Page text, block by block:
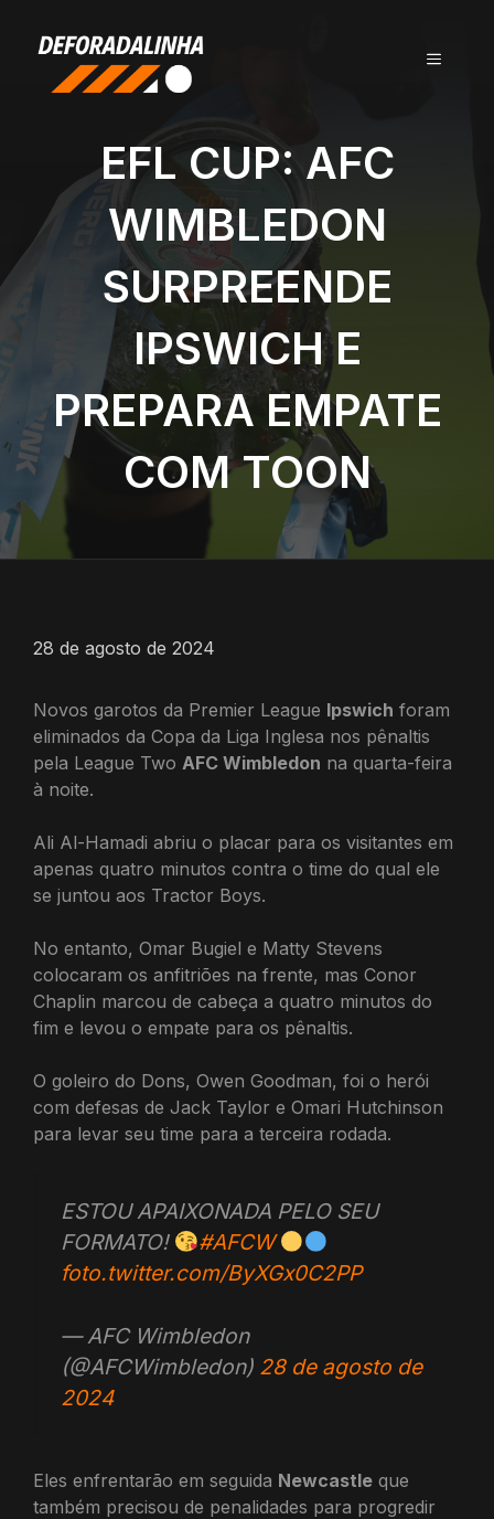
conteúdo
MENU
EFL CUP: AFC
WIMBLEDON
SURPREENDE
IPSWICH E
PREPARA EMPATE
COM TOON
28 de agosto de 2024
Novos garotos da Premier League Ipswich foram
eliminados da Copa da Liga Inglesa nos pênaltis
pela League Two AFC Wimbledon na quarta-feira
à noite.
Ali Al-Hamadi abriu o placar para os visitantes em
apenas quatro minutos contra o time do qual ele
se juntou aos Tractor Boys.
No entanto, Omar Bugiel e Matty Stevens
colocaram os anfitriões na frente, mas Conor
Chaplin marcou de cabeça a quatro minutos do
fim e levou o empate para os pênaltis.
O goleiro do Dons, Owen Goodman, foi o herói
com defesas de Jack Taylor e Omari Hutchinson
para levar seu time para a terceira rodada.
ESTOU APAIXONADA PELO SEU
FORMATO!
#AFCW
foto.twitter.com/ByXGx0C2PP
— AFC Wimbledon
(@AFCWimbledon) 28 de agosto de
2024
Eles enfrentarão em seguida Newcastle que
também precisou de penalidades para progredir